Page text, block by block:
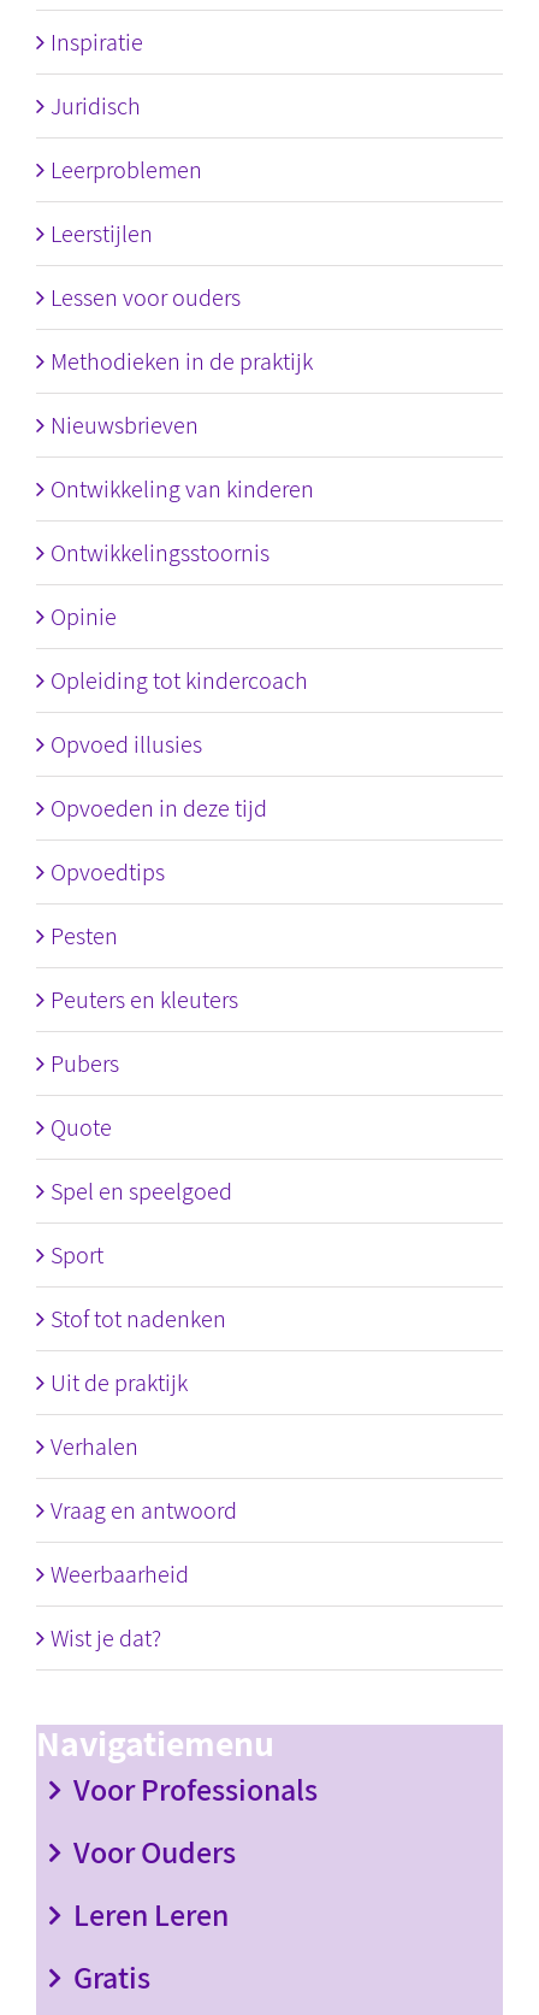
Inspiratie
Juridisch
Leerproblemen
Leerstijlen
Lessen voor ouders
Methodieken in de praktijk
Nieuwsbrieven
Ontwikkeling van kinderen
Ontwikkelingsstoornis
Opinie
Opleiding tot kindercoach
Opvoed illusies
Opvoeden in deze tijd
Opvoedtips
Pesten
Peuters en kleuters
Pubers
Quote
Spel en speelgoed
Sport
Stof tot nadenken
Uit de praktijk
Verhalen
Vraag en antwoord
Weerbaarheid
Wist je dat?
Navigatiemenu
Voor Professionals
Voor Ouders
Leren Leren
Gratis